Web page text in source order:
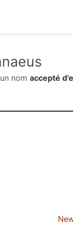
nom accepté